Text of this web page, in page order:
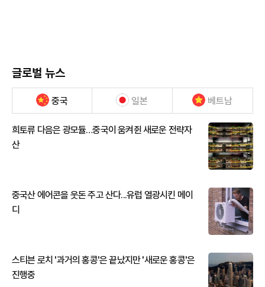
글로벌 뉴스
중국 일본 베트남
희토류 다음은 광모듈…중국이 움켜쥔 새로운 전략자
산
중국산 에어콘을 웃돈 주고 산다...유럽 열광시킨 메이
디
스티븐 로치 '과거의 홍콩'은 끝났지만 '새로운 홍콩'은
진행중